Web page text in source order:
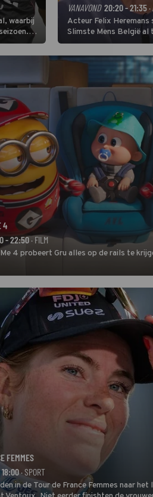
waarbij
VANAVOND 20:20 - 21:35
Acteur Felix Heremans
Slimste Mens België al
de grote favoriet in
Nederlandse inbreng,
neemt plaats aan de
4
- 22:50· FILM
4 probeert Gru alles op de rails te
FEMMES
· SPORT
in de Tour de France Femmes naar